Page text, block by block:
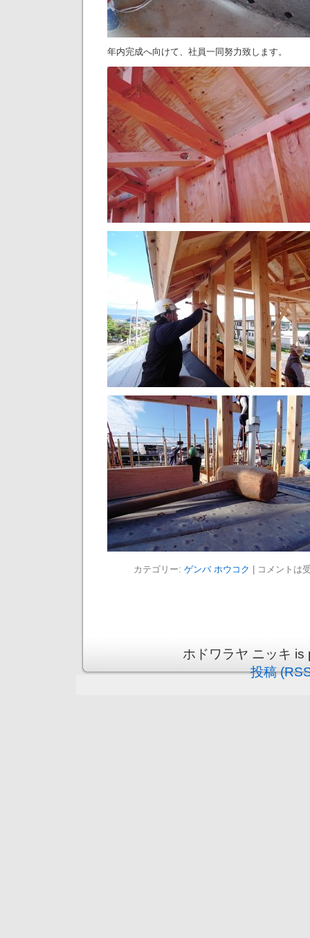
年内完成へ向けて、社員一同努力致します。
カテゴリー: ゲンバ ホウコク コメントは
ホドワラヤ ニッキ
投稿